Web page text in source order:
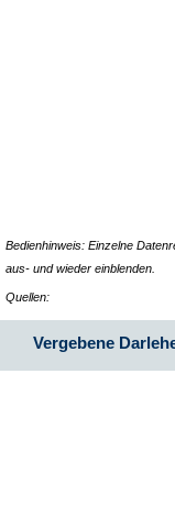
Bedienhinweis: Einzelne
aus- und wieder einblenden.
Quellen:
Vergebene